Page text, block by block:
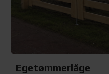
Egetømmerlåge